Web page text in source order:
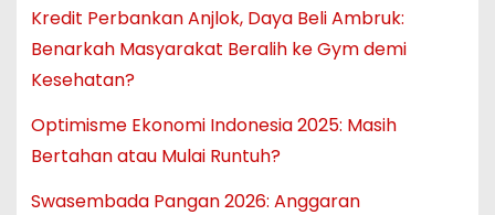
Kredit Perbankan Anjlok, Daya Beli Ambruk:
Benarkah Masyarakat Beralih ke Gym demi
Kesehatan?
Optimisme Ekonomi Indonesia 2025: Masih
Bertahan atau Mulai Runtuh?
Swasembada Pangan 2026: Anggaran